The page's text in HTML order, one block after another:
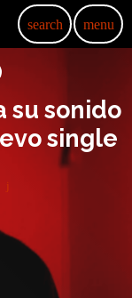
search menu
su sonido
single